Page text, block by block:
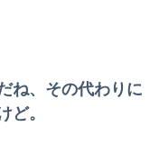
ね、その代わりに
ど。